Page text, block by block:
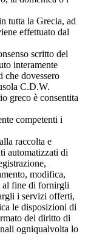
tutta la Grecia, ad
effettuato dal
scritto del
interamente
che dovessero
C.D.W.
greco è consentita
competenti i
raccolta e
automatizzati di
modifica,
al fine di fornirgli
i servizi offerti,
le disposizioni di
del diritto di
ogniqualvolta lo